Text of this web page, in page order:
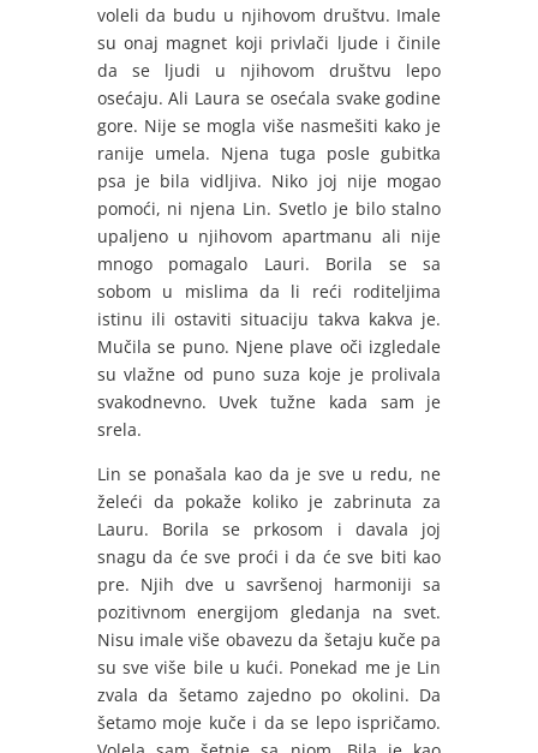
voleli da budu u njihovom društvu. Imale
su onaj magnet koji privlači ljude i činile
da se ljudi u njihovom društvu lepo
osećaju. Ali Laura se osećala svake godine
gore. Nije se mogla više nasmešiti kako je
ranije umela. Njena tuga posle gubitka
psa je bila vidljiva. Niko joj nije mogao
pomoći, ni njena Lin. Svetlo je bilo stalno
upaljeno u njihovom apartmanu ali nije
mnogo pomagalo Lauri. Borila se sa
sobom u mislima da li reći roditeljima
istinu ili ostaviti situaciju takva kakva je.
Mučila se puno. Njene plave oči izgledale
su vlažne od puno suza koje je prolivala
svakodnevno. Uvek tužne kada sam je
srela.
Lin se ponašala kao da je sve u redu, ne
želeći da pokaže koliko je zabrinuta za
Lauru. Borila se prkosom i davala joj
snagu da će sve proći i da će sve biti kao
pre. Njih dve u savršenoj harmoniji sa
pozitivnom energijom gledanja na svet.
Nisu imale više obavezu da šetaju kuče pa
su sve više bile u kući. Ponekad me je Lin
zvala da šetamo zajedno po okolini. Da
šetamo moje kuče i da se lepo ispričamo.